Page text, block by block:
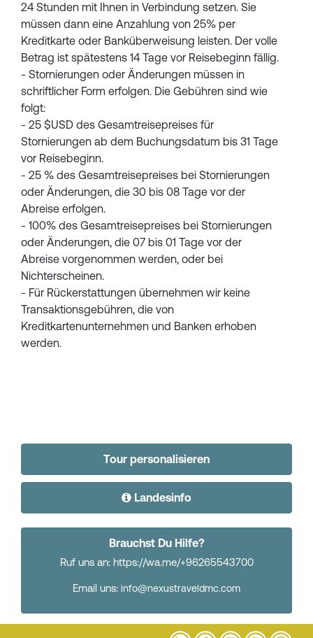
24 Stunden mit Ihnen in Verbindung setzen. Sie
müssen dann eine Anzahlung von 25% per
Kreditkarte oder Banküberweisung leisten. Der volle
Betrag ist spätestens 14 Tage vor Reisebeginn fällig.
- Stornierungen oder Änderungen müssen in
schriftlicher Form erfolgen. Die Gebühren sind wie
folgt:
- 25 $USD des Gesamtreisepreises für
Stornierungen ab dem Buchungsdatum bis 31 Tage
vor Reisebeginn.
- 25 % des Gesamtreisepreises bei Stornierungen
oder Änderungen, die 30 bis 08 Tage vor der
Abreise erfolgen.
- 100% des Gesamtreisepreises bei Stornierungen
oder Änderungen, die 07 bis 01 Tage vor der
Abreise vorgenommen werden, oder bei
Nichterscheinen.
- Für Rückerstattungen übernehmen wir keine
Transaktionsgebühren, die von
Kreditkartenunternehmen und Banken erhoben
werden.
Tour personalisieren
Landesinfo
Brauchst Du Hilfe?
Ruf uns an: https://wa.me/+96265543700
Email uns: info@nexustraveldmc.com